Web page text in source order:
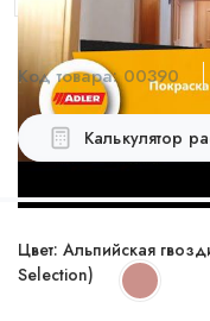
Код товара:00390
Калькулятор
Цвет: Альпийская
Selection)